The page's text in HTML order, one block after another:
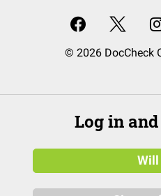
© 2026 DocCheck
Log in
Will